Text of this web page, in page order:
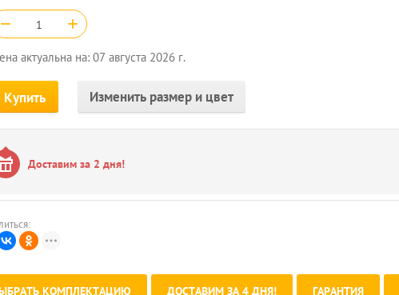
− +
актуальна на: 07 августа 2026 г.
Купить Изменить размер и цвет
Доставим за 2 дня!
КОМПЛЕКТАЦИЮ ДОСТАВИМ ЗА 4 ДНЯ! ГАРАНТИЯ